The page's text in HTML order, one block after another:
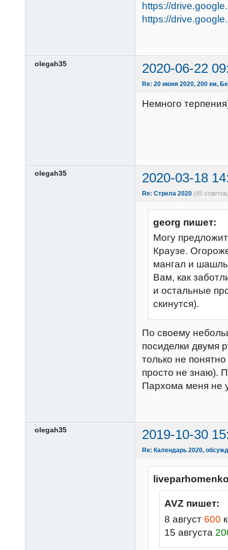
https://
https://
olegah35 2020-06-22
Re: 20 июня 2020, 200 км,
Немного
olegah35 2020-03-18
Re: Стрела 2020 (45
georg пишет:
Могу
Краузе.
мангал и
Вам, как
и остальные
скинутся).
По своему
посиделки двумя
только не
просто не знаю).
Пархома меня не
olegah35 2019-10-30
Re: Календарь 2020,
AVZ пишет:
8 август 600
15 августа